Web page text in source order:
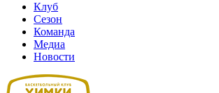
Клуб
Сезон
Команда
Медиа
Новости